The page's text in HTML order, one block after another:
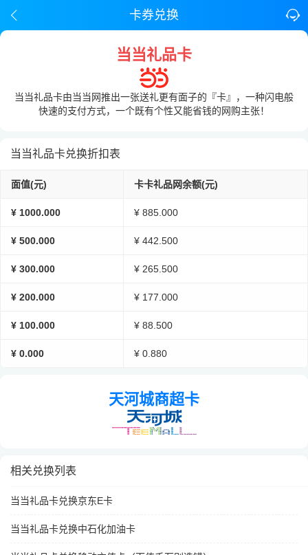
卡券兑换
当当礼品卡
当当礼品卡由当当网推出一张送礼更有面子的『卡』，一种闪电般
快速的支付方式，一个既有个性又能省钱的网购主张！
当当礼品卡兑换折扣表
面值(元) 卡卡礼品网余额(元)
¥ 1000.000 ¥ 885.000
¥ 500.000 ¥ 442.500
¥ 300.000 ¥ 265.500
¥ 200.000 ¥ 177.000
¥ 100.000 ¥ 88.500
¥ 0.000 ¥ 0.880
天河城商超卡
相关兑换列表
当当礼品卡兑换京东E卡
当当礼品卡兑换中石化加油卡